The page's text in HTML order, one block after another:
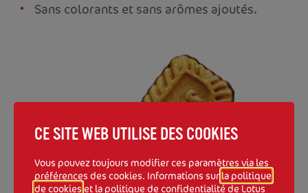
Sans colorants et sans arômes ajoutés.
CE SITE WEB UTILISE DES COOKIES
Vous pouvez toujours modifier ces paramètres via les
préférences des cookies. Informations sur la politique
de cookies et la politique de confidentialitéde Lotus